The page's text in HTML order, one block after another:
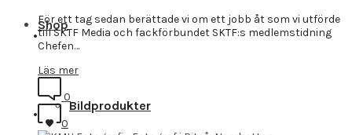
Shop
Bildprodukter
För ett tag sedan berättade vi om ett jobb åt som vi utförde
till SKTF Media och fackförbundet SKTF:s medlemstidning
Chefen…
Läs mer
0
0